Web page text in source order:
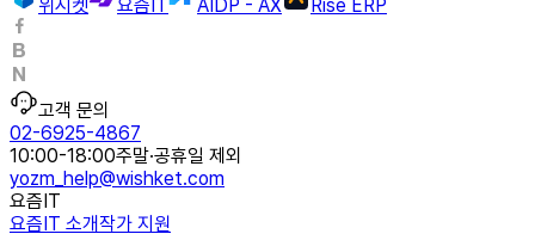
위시켓
요즘IT AIDP - AX Rise ERP
고객 문의
02-6925-4867
10:00-18:00주말·공휴일 제외
yozm_help@wishket.com
요즘IT
요즘IT 소개작가 지원